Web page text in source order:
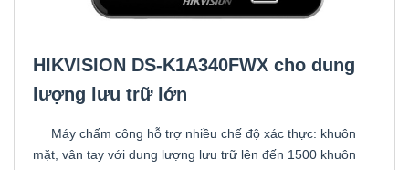
HIKVISION DS-K1A340FWX cho dung
lượng lưu trữ lớn
Máy chấm công hỗ trợ nhiều chế độ xác thực: khuôn
mặt, vân tay với dung lượng lưu trữ lên đến 1500 khuôn